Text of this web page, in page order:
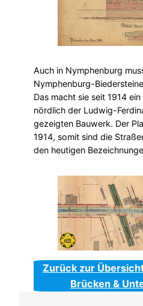
Auch in Nymphenburg
Nymphenburg-
Das macht sie seit 1914
nördlich der Ludwig-
gezeigten Bauwerk. Der
1914, somit sind die
den heutigen
Zurück zur
Brücken &